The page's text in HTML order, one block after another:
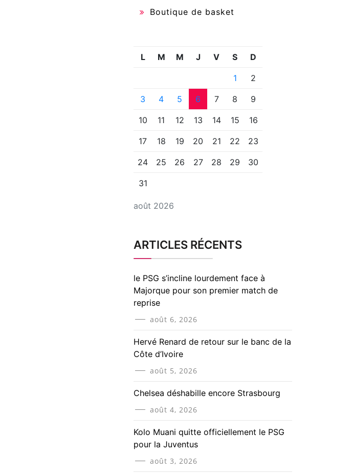
Boutique de basket
août 2026
L M M J V S D
1 2
3 4 5 6 7 8 9
10 11 12 13 14 15 16
17 18 19 20 21 22 23
24 25 26 27 28 29 30
31
ARTICLES RÉCENTS
le PSG s’incline lourdement face à
Majorque pour son premier match de
reprise
août 6, 2026
Hervé Renard de retour sur le banc de la
Côte d’Ivoire
août 5, 2026
Chelsea déshabille encore Strasbourg
août 4, 2026
Kolo Muani quitte officiellement le PSG
pour la Juventus
août 3, 2026